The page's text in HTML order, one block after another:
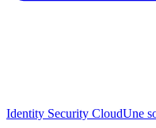
Identity Security CloudUne